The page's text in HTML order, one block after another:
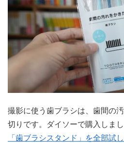
撮影に使う歯ブラシは、歯間の
切りです。ダイソーで購入しまし
「歯ブラシスタンド」を全部試